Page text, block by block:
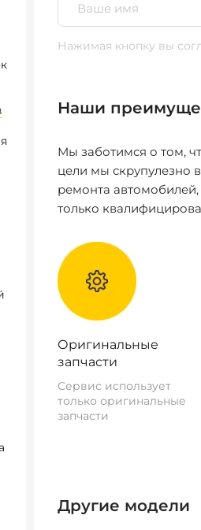
Нажимая кнопку вы
Наши
Мы заботимся о том,
цели мы скрупулезно
ремонта
только
Оригинальные
запчасти
Сервис использует
только оригинальные
запчасти
Другие модели